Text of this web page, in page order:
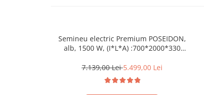
Motoare termice
Scule si Unelte Electrice
Semineu electric Premium POSEIDON,
alb, 1500 W, (I*L*A) :700*2000*330
7.139,00 Lei5.499,00 Lei